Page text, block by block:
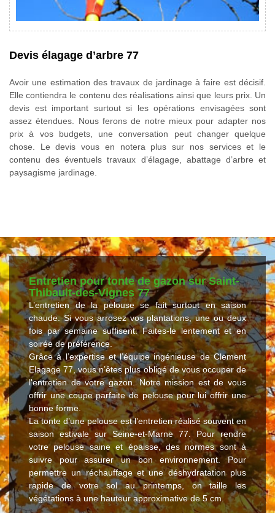
Devis élagage d’arbre 77
Avoir une estimation des travaux de jardinage à faire est décisif.
Elle contiendra le contenu des réalisations ainsi que leurs prix. Un
devis est important surtout si les opérations envisagées sont
assez étendues. Nous ferons de notre mieux pour adapter nos
prix à vos budgets, une conversation peut changer quelque
chose. Le devis vous en notera plus sur nos services et le
contenu des éventuels travaux d’élagage, abattage d’arbre et
paysagisme jardinage.
Entretien pour tonte de gazon sur Saint-
Thibault-des-Vignes 77
L’entretien de la pelouse se fait surtout en saison
chaude. Si vous arrosez vos plantations, une ou deux
fois par semaine suffisent. Faites-le lentement et en
soirée de préférence.
Grâce à l’expertise et l’équipe ingénieuse de Clement
Elagage 77, vous n’êtes plus obligé de vous occuper de
l'entretien de votre gazon. Notre mission est de vous
offrir une coupe parfaite de pelouse pour lui offrir une
bonne forme.
La tonte d’une pelouse est l’entretien réalisé souvent en
saison estivale sur Seine-et-Marne 77. Pour rendre
votre pelouse saine et épaisse, des normes sont à
suivre pour assurer un bon environnement. Pour
permettre un réchauffage et une déshydratation plus
rapide de votre sol au printemps, on taille les
végétations à une hauteur approximative de 5 cm.